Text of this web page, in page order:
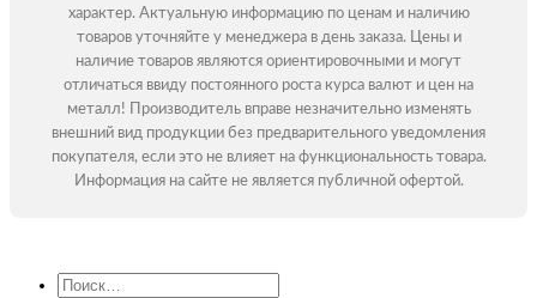
характер. Актуальную информацию по ценам и наличию
товаров уточняйте у менеджера в день заказа. Цены и
наличие товаров являются ориентировочными и могут
отличаться ввиду постоянного роста курса валют и цен на
металл! Производитель вправе незначительно изменять
внешний вид продукции без предварительного уведомления
покупателя, если это не влияет на функциональность товара.
Информация на сайте не является публичной офертой.
Искать: